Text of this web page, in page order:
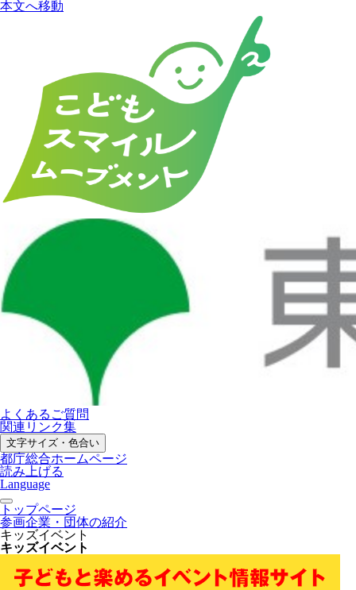
本文へ移動
よくあるご質問
関連リンク集
文字サイズ・色合い
都庁総合ホームページ
読み上げる
Language
トップページ
参画企業・団体の紹介
キッズイベント
キッズイベント